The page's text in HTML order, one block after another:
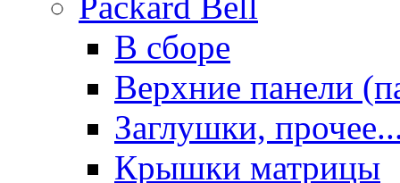
В сборе
Верхние панели
Заглушки,
Крышки матрицы